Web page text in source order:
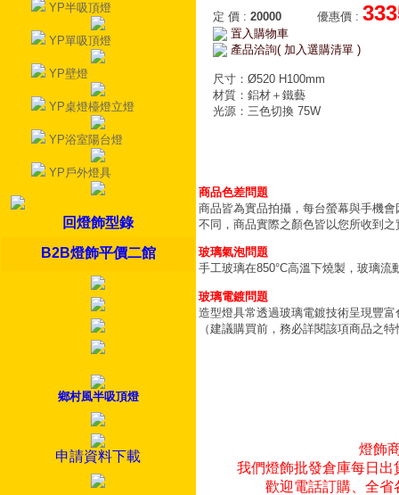
YP半吸頂燈
YP單吸頂燈
YP壁燈
YP桌燈檯燈立燈
YP浴室陽台燈
YP戶外燈具
回燈飾型錄
B2B燈飾平價二館
鄉村風半吸頂燈
申請資料下載
定 價 : 20000 優惠價 :
置入購物車
產品洽詢( 加入選購清單 )
尺寸：Ø520 H100mm
材質：鋁材＋鐵藝
光源：三色切換 75W
商品色差問題
商品皆為實品拍攝，每台螢幕與手機
不同，商品實際之顏色皆以您所收到之
玻璃氣泡問題
手工玻璃在850°C高溫下燒製，玻璃
玻璃電鍍問題
造型燈具常透過玻璃電鍍技術呈現豐
（建議購買前，務必詳閱該項商品之
燈飾
我們燈飾批發倉庫每日
歡迎電話訂購、全